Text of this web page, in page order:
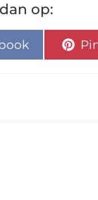
op: